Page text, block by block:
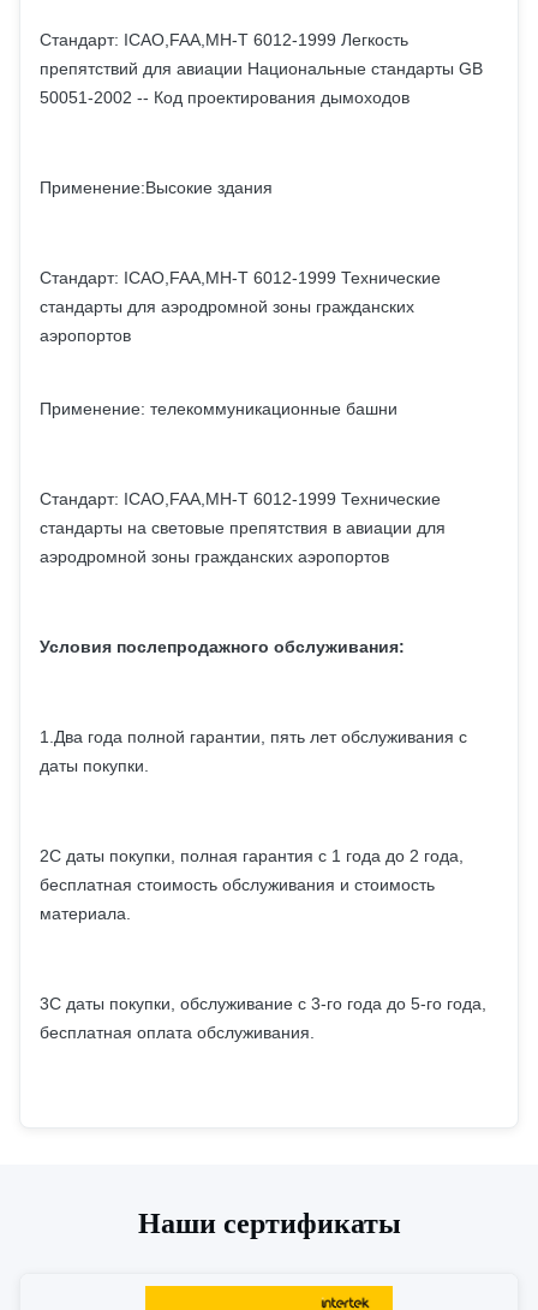
Стандарт: ICAO,FAA,MH-T 6012-1999 Легкость
препятствий для авиации Национальные стандарты GB
50051-2002 -- Код проектирования дымоходов
Применение:Высокие здания
Стандарт: ICAO,FAA,MH-T 6012-1999 Технические
стандарты для аэродромной зоны гражданских
аэропортов
Применение: телекоммуникационные башни
Стандарт: ICAO,FAA,MH-T 6012-1999 Технические
стандарты на световые препятствия в авиации для
аэродромной зоны гражданских аэропортов
Условия послепродажного обслуживания:
1.Два года полной гарантии, пять лет обслуживания с
даты покупки.
2С даты покупки, полная гарантия с 1 года до 2 года,
бесплатная стоимость обслуживания и стоимость
материала.
3С даты покупки, обслуживание с 3-го года до 5-го года,
бесплатная оплата обслуживания.
Наши сертификаты